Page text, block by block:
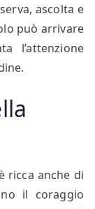
ascolta e
può arrivare
l’attenzione
ricca anche di
il coraggio